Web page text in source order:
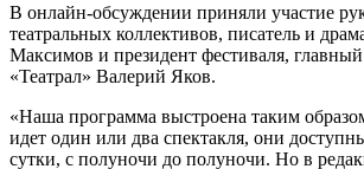
В онлайн-обсуждении приняли участие
театральных коллективов, писатель и
Максимов и президент фестиваля,
«Театрал» Валерий Яков.
«Наша программа выстроена таким
идет один или два спектакля, они
сутки, с полуночи до полуночи. Но в